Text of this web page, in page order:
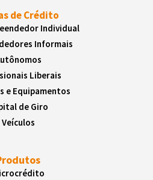
de Crédito
Individual
Informais
Liberais
e Equipamentos
de Giro
Veículos